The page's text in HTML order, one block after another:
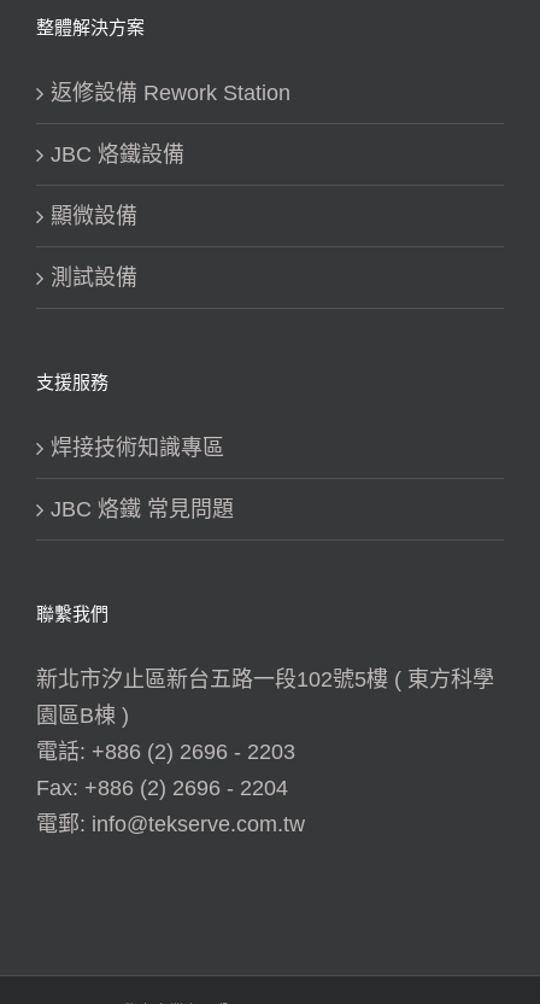
整體解決方案
返修設備 Rework Station
JBC 烙鐵設備
顯微設備
測試設備
支援服務
焊接技術知識專區
JBC 烙鐵 常見問題
聯繫我們
新北市汐止區新台五路一段102號5樓 ( 東方科學
園區B棟 )
電話: +886 (2) 2696 - 2203
Fax: +886 (2) 2696 - 2204
電郵: info@tekserve.com.tw